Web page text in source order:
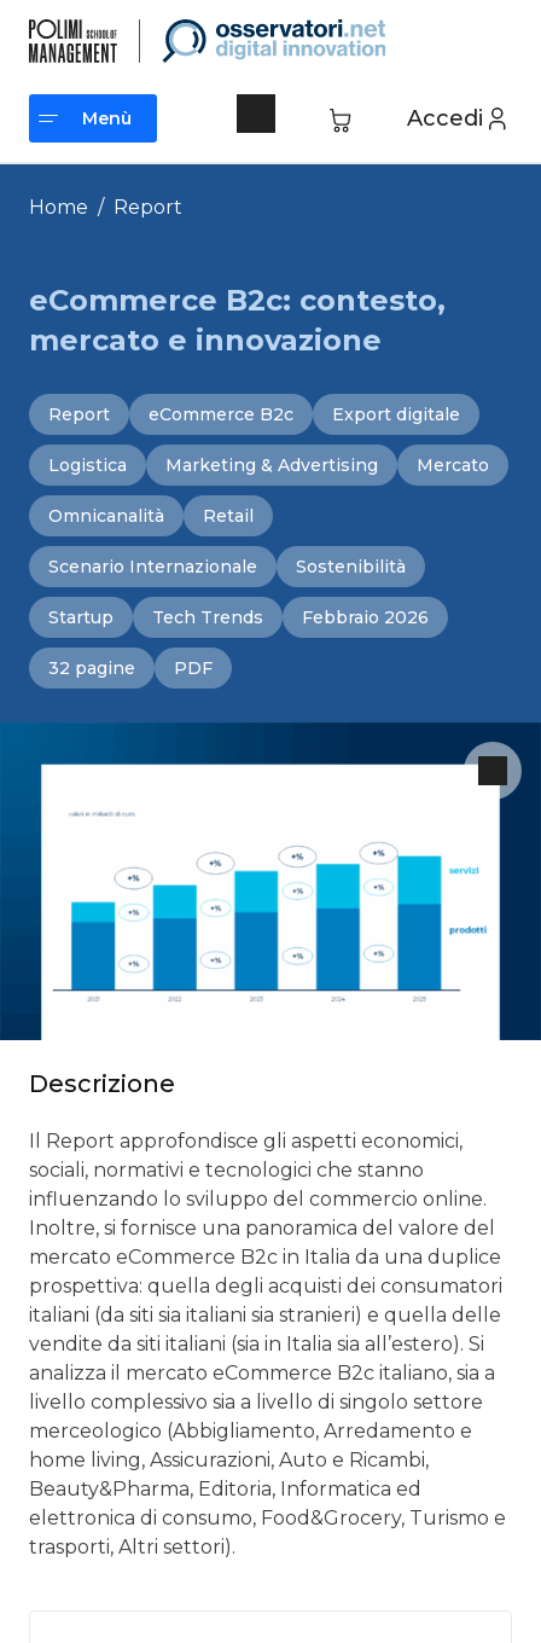
contenuto
Accedi
Menù
Menù
Home / Report
eCommerce B2c: contesto,
mercato e innovazione
Report eCommerce B2c Export digitale
Logistica Marketing & Advertising Mercato
Omnicanalità Retail
Scenario Internazionale Sostenibilità
Startup Tech Trends Febbraio 2026
32 pagine PDF
Descrizione
Il Report approfondisce gli aspetti economici,
sociali, normativi e tecnologici che stanno
influenzando lo sviluppo del commercio online.
Inoltre, si fornisce una panoramica del valore del
mercato eCommerce B2c in Italia da una duplice
prospettiva: quella degli acquisti dei consumatori
italiani (da siti sia italiani sia stranieri) e quella delle
vendite da siti italiani (sia in Italia sia all’estero). Si
analizza il mercato eCommerce B2c italiano, sia a
livello complessivo sia a livello di singolo settore
merceologico (Abbigliamento, Arredamento e
home living, Assicurazioni, Auto e Ricambi,
Beauty&Pharma, Editoria, Informatica ed
elettronica di consumo, Food&Grocery, Turismo e
trasporti, Altri settori).